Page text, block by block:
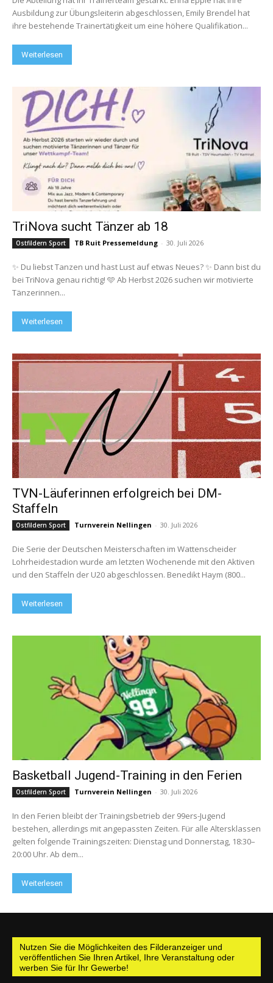
Ausbildung zur Übungsleiterin abgeschlossen, Emily Brendel hat
ihre bestehende Trainertätigkeit um eine höhere Qualifikation...
Weiterlesen
TriNova sucht Tänzer ab 18
Ostfildern Sport TB Ruit Pressemeldung - 30. Juli 2026
✨ Du liebst Tanzen und hast Lust auf etwas Neues? ✨ Dann bist du
bei TriNova genau richtig! 🩵 Ab Herbst 2026 suchen wir motivierte
Tänzerinnen...
Weiterlesen
TVN-Läuferinnen erfolgreich bei DM-
Staffeln
Ostfildern Sport Turnverein Nellingen - 30. Juli 2026
Die Serie der Deutschen Meisterschaften im Wattenscheider
Lohrheidestadion wurde am letzten Wochenende mit den Aktiven
und den Staffeln der U20 abgeschlossen. Benedikt Haym (800...
Weiterlesen
Basketball Jugend-Training in den Ferien
Ostfildern Sport Turnverein Nellingen - 30. Juli 2026
In den Ferien bleibt der Trainingsbetrieb der 99ers-Jugend
bestehen, allerdings mit angepassten Zeiten. Für alle Altersklassen
gelten folgende Trainingszeiten: Dienstag und Donnerstag, 18:30–
20:00 Uhr. Ab dem...
Weiterlesen
Nutzen Sie die Möglichkeiten des Filderanzeiger und
veröffentlichen Sie Ihren Artikel, Ihre Veranstaltung oder
werben Sie für Ihr Gewerbe!